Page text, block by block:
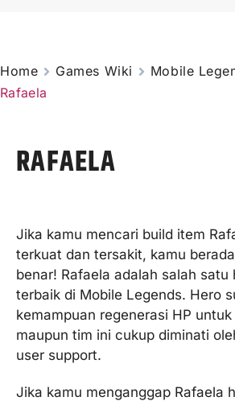
Home Games Wiki
Mobile
Rafaela
RAFAELA
Jika kamu mencari build item
terkuat dan tersakit, kamu
benar! Rafaela adalah salah satu
terbaik di Mobile Legends. Hero
kemampuan regenerasi HP
maupun tim ini cukup diminati
user support.
Jika kamu menganggap Rafaela